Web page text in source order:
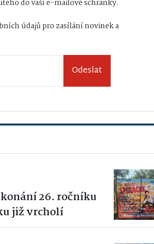
do vaší e-mailové schránky.
údajůpro zasílání novinek a
Odeslat
26. ročníku
již vrcholí